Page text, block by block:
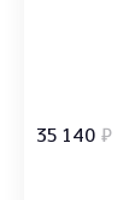
35 140 ₽